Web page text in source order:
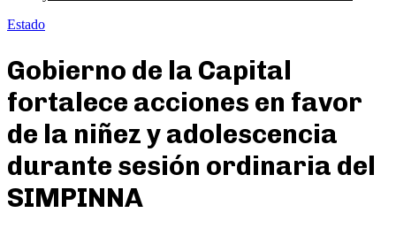
Estado
Gobierno de la Capital
fortalece acciones en favor
de la niñez y adolescencia
durante sesión ordinaria del
SIMPINNA